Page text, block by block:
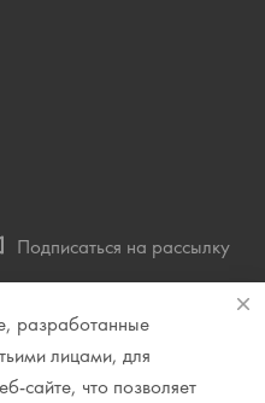
Подписаться на рассылку
разработанные
лицами, для
сайте, что позволяет